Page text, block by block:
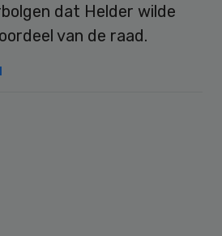
dat Helder wilde
van de raad.